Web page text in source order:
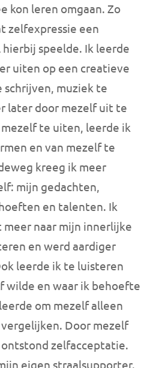
kon leren omgaan. Zo
zelfexpressie een
speelde. Ik leerde
uiten op een creatieve
schrijven, muziek te
later door mezelf uit te
te uiten, leerde ik
en van mezelf te
kreeg ik meer
mijn gedachten,
en talenten. Ik
naar mijn innerlijke
en werd aardiger
leerde ik te luisteren
wilde en waar ik behoefte
om mezelf alleen
Door mezelf
zelfacceptatie.
eigen straalsupporter.